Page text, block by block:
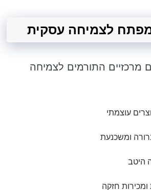
מרכזיים התורמים לצמיחה
עוצמתי
ומשכנעת
היטב
ומכירות חזקה